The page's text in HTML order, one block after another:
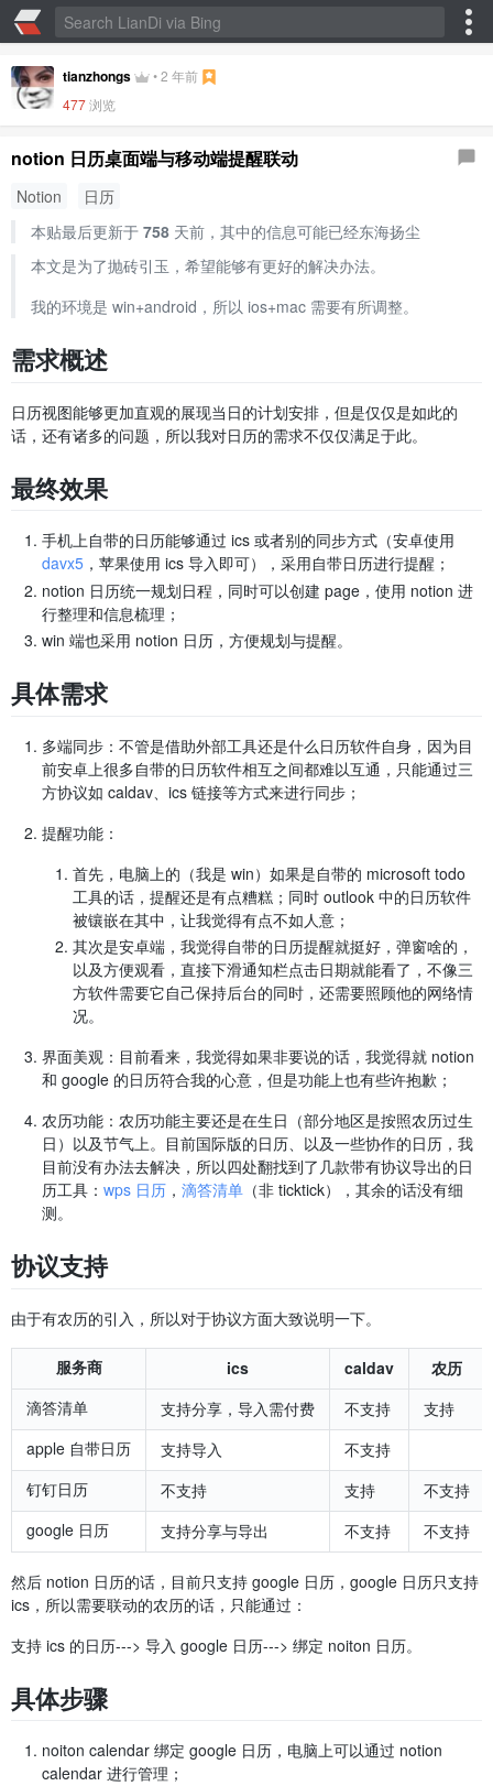
tianzhongs •2 年前
477浏览
notion 日历桌面端与移动端提醒联动
Notion
日历
本贴最后更新于 758天前，其中的信息可能已经东海扬尘
本文是为了抛砖引玉，希望能够有更好的解决办法。
我的环境是 win+android，所以 ios+mac 需要有所调整。
需求概述
日历视图能够更加直观的展现当日的计划安排，但是仅仅是如此的
话，还有诸多的问题，所以我对日历的需求不仅仅满足于此。
最终效果
手机上自带的日历能够通过 ics 或者别的同步方式（安卓使用
davx5 ，苹果使用 ics 导入即可），采用自带日历进行提醒；
notion 日历统一规划日程，同时可以创建 page，使用 notion 进
行整理和信息梳理；
win 端也采用 notion 日历，方便规划与提醒。
具体需求
多端同步：不管是借助外部工具还是什么日历软件自身，因为目
前安卓上很多自带的日历软件相互之间都难以互通，只能通过三
方协议如 caldav、ics 链接等方式来进行同步；
提醒功能：
首先，电脑上的（我是 win）如果是自带的 microsoft todo
工具的话，提醒还是有点糟糕；同时 outlook 中的日历软件
被镶嵌在其中，让我觉得有点不如人意；
其次是安卓端，我觉得自带的日历提醒就挺好，弹窗啥的，
以及方便观看，直接下滑通知栏点击日期就能看了，不像三
方软件需要它自己保持后台的同时，还需要照顾他的网络情
况。
界面美观：目前看来，我觉得如果非要说的话，我觉得就 notion
和 google 的日历符合我的心意，但是功能上也有些许抱歉；
农历功能：农历功能主要还是在生日（部分地区是按照农历过生
日）以及节气上。目前国际版的日历、以及一些协作的日历，我
目前没有办法去解决，所以四处翻找到了几款带有协议导出的日
历工具： wps 日历 ， 滴答清单 （非 ticktick），其余的话没有细
测。
协议支持
由于有农历的引入，所以对于协议方面大致说明一下。
服务商 ics caldav
农历
滴答清单
支持分享，导入需付费 不支持
支持
apple 自带日历
支持导入
不支持
钉钉日历
不支持 支持
不支持
google 日历
支持分享与导出 不支持 不支持
然后 notion 日历的话，目前只支持 google 日历，google 日历只支持
ics，所以需要联动的农历的话，只能通过：
支持 ics 的日历---> 导入 google 日历---> 绑定 noiton 日历。
具体步骤
noiton calendar 绑定 google 日历，电脑上可以通过 notion
calendar 进行管理；